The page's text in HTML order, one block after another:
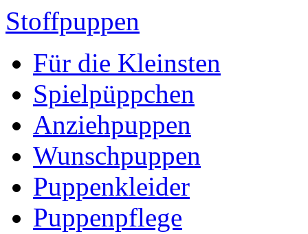
Stoffpuppen
Für die Kleinsten
Spielpüppchen
Anziehpuppen
Wunschpuppen
Puppenkleider
Puppenpflege